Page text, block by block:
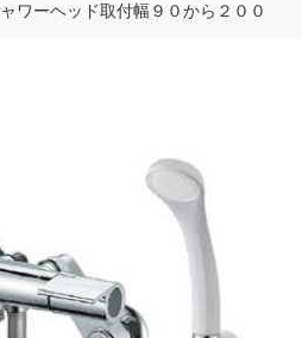
ワーヘッド取付幅９０から２００